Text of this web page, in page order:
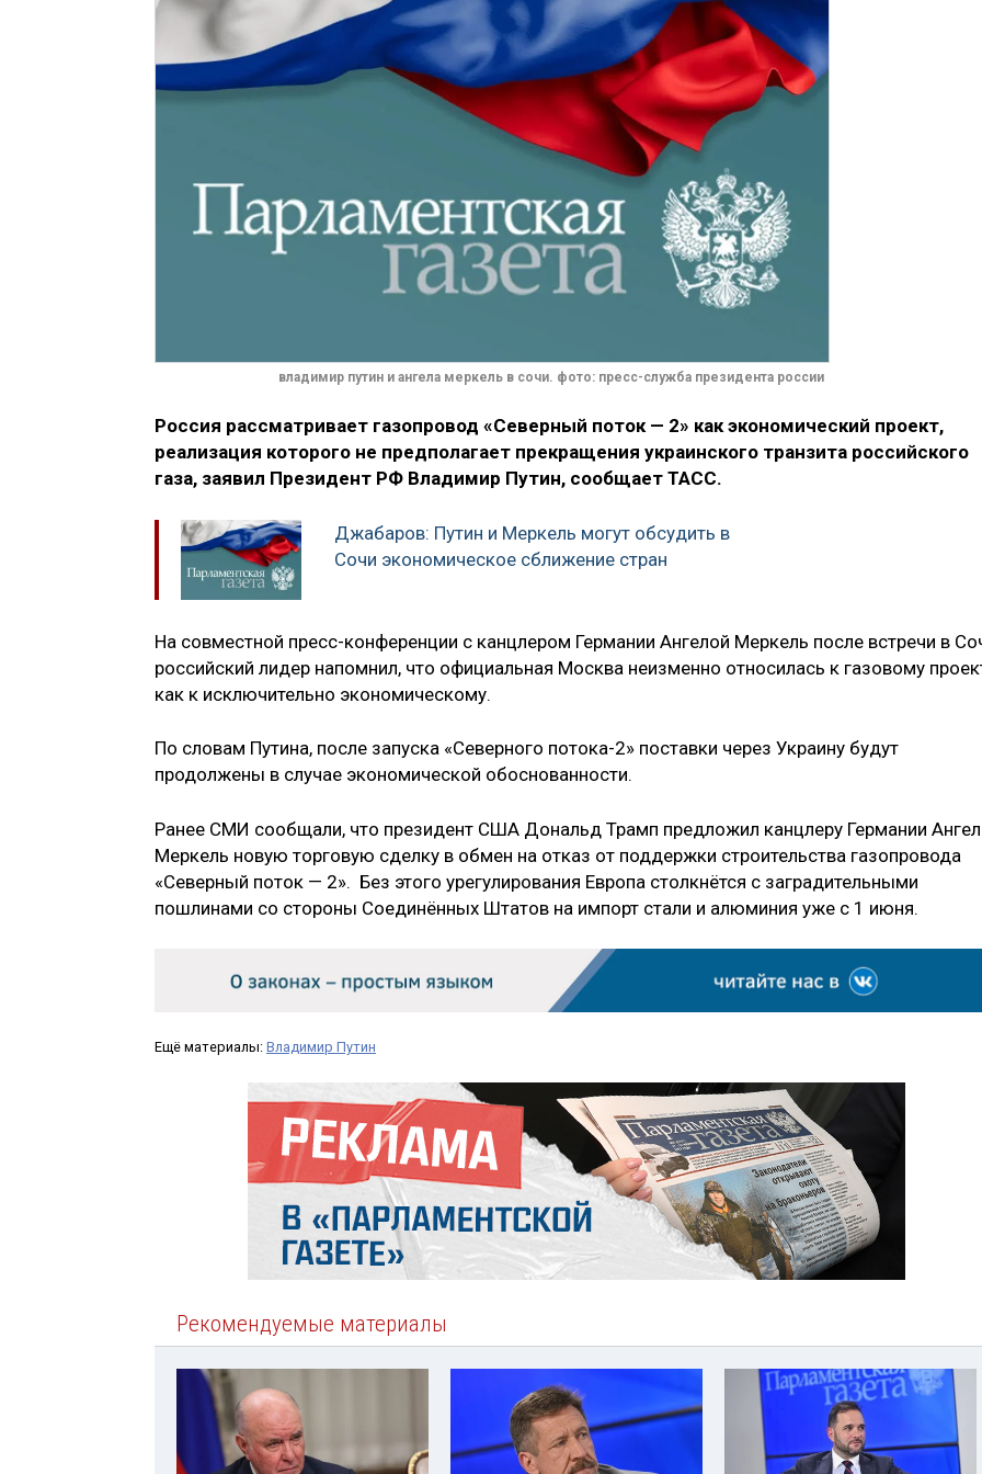
владимир путин и ангела меркель в сочи. фото: пресс-служба президента россии
Россия рассматривает газопровод «Северный поток — 2» как экономический проект,
реализация которого не предполагает прекращения украинского транзита российского
газа, заявил Президент РФ Владимир Путин, сообщает ТАСС.
Джабаров: Путин и Меркель могут обсудить в
Сочи экономическое сближение стран
На совместной пресс-конференции с канцлером Германии Ангелой Меркель после встречи в
российский лидер напомнил, что официальная Москва неизменно относилась к газовому
как к исключительно экономическому.
По словам Путина, после запуска «Северного потока-2» поставки через Украину будут
продолжены в случае экономической обоснованности.
Ранее СМИ сообщали, что президент США Дональд Трамп предложил канцлеру Германии
Меркель новую торговую сделку в обмен на отказ от поддержки строительства газопровода
«Северный поток — 2». Без этого урегулирования Европа столкнётся с заградительными
пошлинами со стороны Соединённых Штатов на импорт стали и алюминия уже с 1 июня.
Ещё материалы: Владимир Путин
Рекомендуемые материалы